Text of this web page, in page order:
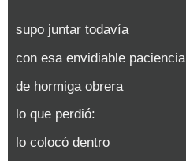
supo juntar todavía
con esa envidiable paciencia
de hormiga obrera
lo que perdió:
lo colocó dentro